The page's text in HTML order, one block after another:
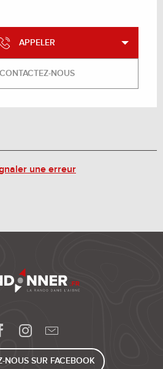
APPELER
CONTACTEZ-NOUS
une erreur
NOUS SUR FACEBOOK